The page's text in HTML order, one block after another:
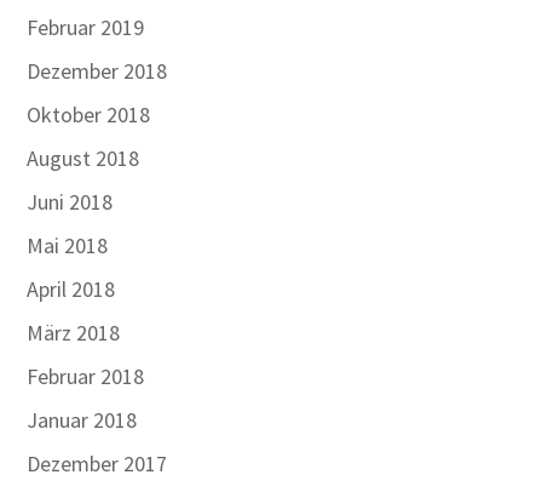
Februar 2019
Dezember 2018
Oktober 2018
August 2018
Juni 2018
Mai 2018
April 2018
März 2018
Februar 2018
Januar 2018
Dezember 2017